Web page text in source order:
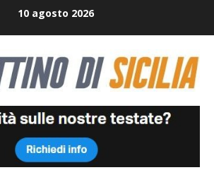
10 agosto 2026